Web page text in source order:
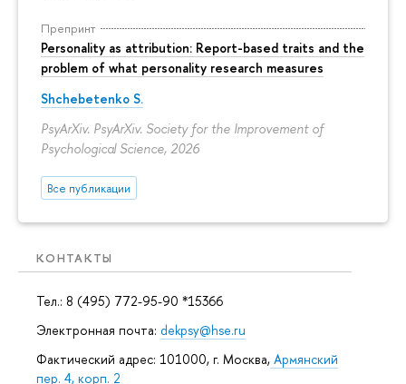
Препринт
Personality as attribution: Report-based traits and the
problem of what personality research measures
Shchebetenko S.
PsyArXiv. PsyArXiv. Society for the Improvement of
Psychological Science, 2026
Все публикации
КОНТАКТЫ
Тел.: 8 (495) 772-95-90 *15366
Электронная почта: dekpsy@hse.ru
Фактический адрес: 101000, г. Москва, Армянский
пер. 4, корп. 2